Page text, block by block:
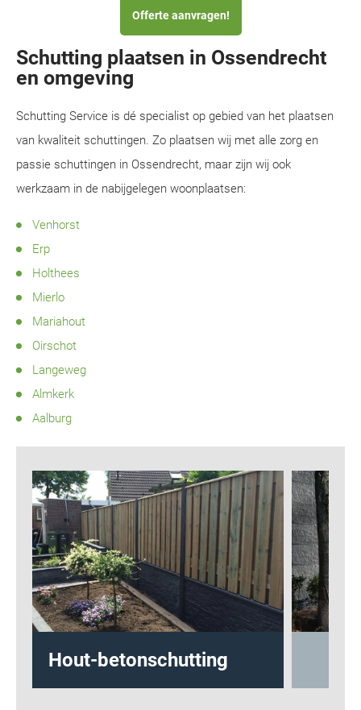
Offerte aanvragen!
Schutting plaatsen in Ossendrecht
en omgeving
Schutting Service is dé specialist op gebied van het plaatsen
van kwaliteit schuttingen. Zo plaatsen wij met alle zorg en
passie schuttingen in Ossendrecht, maar zijn wij ook
werkzaam in de nabijgelegen woonplaatsen:
Venhorst
Erp
Holthees
Mierlo
Mariahout
Oirschot
Langeweg
Almkerk
Aalburg
Design schutting